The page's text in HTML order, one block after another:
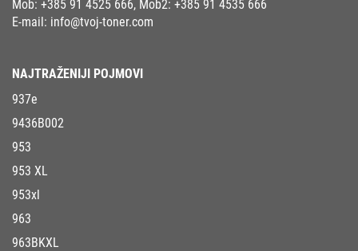
Mob: +385 91 4525 666, Mob2: +385 91 4535 666
E-mail: info@tvoj-toner.com
NAJTRAŽENIJI POJMOVI
937e
9436B002
953
953 XL
953xl
963
963BKXL